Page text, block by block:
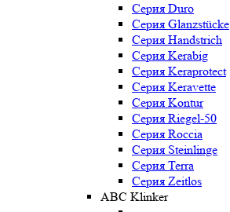
Серия Duro
Серия Glanzstücke
Серия Handstrich
Серия Kerabig
Серия Keraprotect
Серия Keravette
Серия Kontur
Серия Riegel-50
Серия Roccia
Серия Steinlinge
Серия Terra
Серия Zeitlos
ABC Klinker